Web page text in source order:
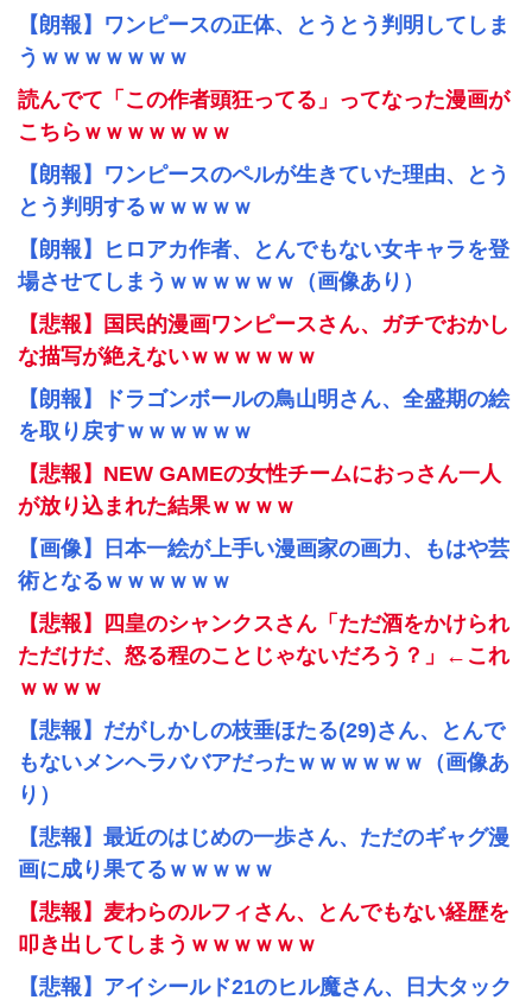
【朗報】ワンピースの正体、とうとう判明してしま
うｗｗｗｗｗｗｗ
読んでて「この作者頭狂ってる」ってなった漫画が
こちらｗｗｗｗｗｗｗ
【朗報】ワンピースのペルが生きていた理由、とう
とう判明するｗｗｗｗｗ
【朗報】ヒロアカ作者、とんでもない女キャラを登
場させてしまうｗｗｗｗｗｗ（画像あり）
【悲報】国民的漫画ワンピースさん、ガチでおかし
な描写が絶えないｗｗｗｗｗｗ
【朗報】ドラゴンボールの鳥山明さん、全盛期の絵
を取り戻すｗｗｗｗｗｗ
【悲報】NEW GAMEの女性チームにおっさん一人
が放り込まれた結果ｗｗｗｗ
【画像】日本一絵が上手い漫画家の画力、もはや芸
術となるｗｗｗｗｗｗ
【悲報】四皇のシャンクスさん「ただ酒をかけられ
ただけだ、怒る程のことじゃないだろう？」←これ
ｗｗｗｗ
【悲報】だがしかしの枝垂ほたる(29)さん、とんで
もないメンヘラババアだったｗｗｗｗｗｗ（画像あ
り）
【悲報】最近のはじめの一歩さん、ただのギャグ漫
画に成り果てるｗｗｗｗｗ
【悲報】麦わらのルフィさん、とんでもない経歴を
叩き出してしまうｗｗｗｗｗｗ
【悲報】アイシールド21のヒル魔さん、日大タック